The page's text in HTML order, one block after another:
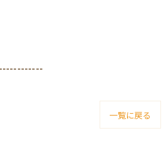
一覧に戻る